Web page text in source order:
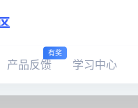
产品反馈
有奖
学习中心